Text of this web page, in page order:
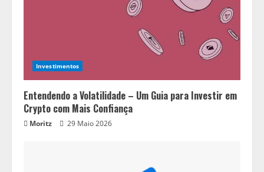
Investimentos
Entendendo a Volatilidade – Um Guia para Investir em
Crypto com Mais Confiança
Moritz 29 Maio 2026